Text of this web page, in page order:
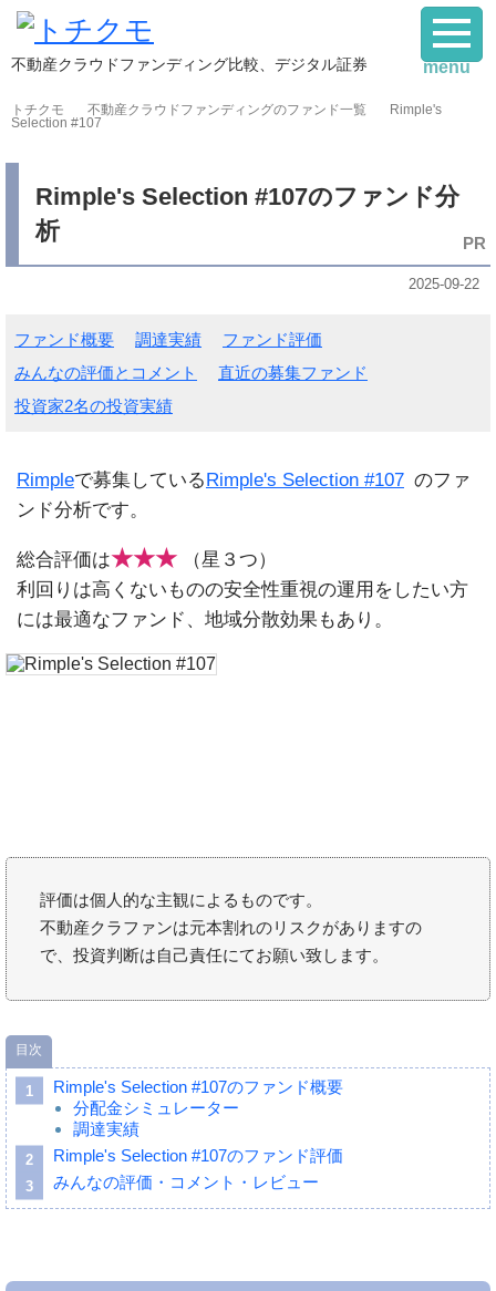
不動産クラウドファンディング比較、デジタル証券
トチクモ 不動産クラウドファンディングのファンド一覧
Rimple's
Selection #107
Rimple's Selection #107のファンド分
析
2025-09-22
ファンド概要 調達実績
ファンド評価
みんなの評価とコメント
直近の募集ファンド
投資家2名の投資実績
Rimpleで募集しているRimple's Selection #107 のファ
ンド分析です。
総合評価は★★★
（星３つ）
利回りは高くないものの安全性重視の運用をしたい方
には最適なファンド、地域分散効果もあり。
評価は個人的な主観によるものです。
不動産クラファンは元本割れのリスクがありますの
で、投資判断は自己責任にてお願い致します。
目次
Rimple's Selection #107のファンド概要
分配金シミュレーター
調達実績
Rimple's Selection #107のファンド評価
みんなの評価・コメント・レビュー
menu